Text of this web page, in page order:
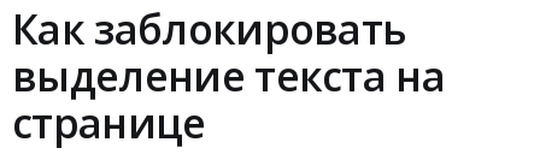
Как заблокировать
выделение текста на
странице